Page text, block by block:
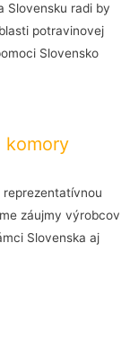
Slovensku radi by
potravinovej
Slovensko
komory
reprezentatívnou
záujmy výrobcov
Slovenska aj